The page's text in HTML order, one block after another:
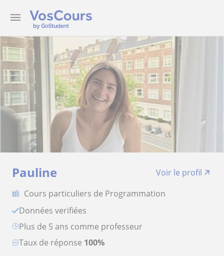
Pauline
Voir le profil
Cours particuliers de Programmation
Données verifiées
plus de 5 ans comme professeur
Taux de réponse 100%